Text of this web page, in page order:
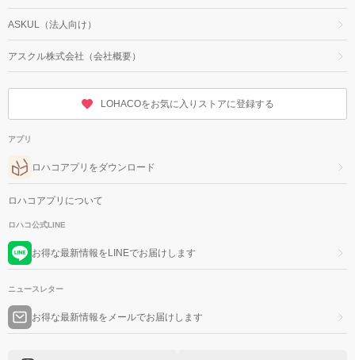
ASKUL（法人向け）
アスクル株式会社（会社概要）
LOHACOをお気に入りストアに登録する
アプリ
ロハコアプリをダウンロード
ロハコアプリについて
ロハコ公式LINE
お得な最新情報をLINEでお届けします
ニュースレター
お得な最新情報をメールでお届けします